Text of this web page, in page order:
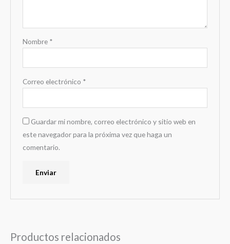
Nombre *
Correo electrónico *
Guardar mi nombre, correo electrónico y sitio web en
este navegador para la próxima vez que haga un
comentario.
Productos relacionados